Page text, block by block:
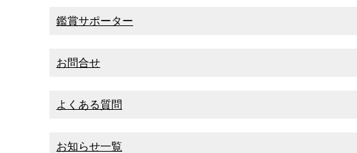
鑑賞サポーター
お問合せ
よくある質問
お知らせ一覧